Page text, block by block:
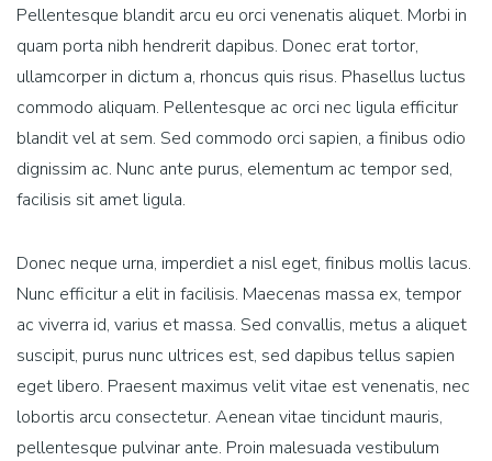
Pellentesque blandit arcu eu orci venenatis aliquet. Morbi in
quam porta nibh hendrerit dapibus. Donec erat tortor,
ullamcorper in dictum a, rhoncus quis risus. Phasellus luctus
commodo aliquam. Pellentesque ac orci nec ligula efficitur
blandit vel at sem. Sed commodo orci sapien, a finibus odio
dignissim ac. Nunc ante purus, elementum ac tempor sed,
facilisis sit amet ligula.
Donec neque urna, imperdiet a nisl eget, finibus mollis lacus.
Nunc efficitur a elit in facilisis. Maecenas massa ex, tempor
ac viverra id, varius et massa. Sed convallis, metus a aliquet
suscipit, purus nunc ultrices est, sed dapibus tellus sapien
eget libero. Praesent maximus velit vitae est venenatis, nec
lobortis arcu consectetur. Aenean vitae tincidunt mauris,
pellentesque pulvinar ante. Proin malesuada vestibulum